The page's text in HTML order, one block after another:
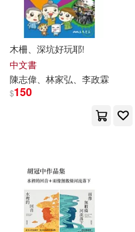
木柵、深坑好玩耶!
中文書
陳志偉、林家弘、 李政霖
$150